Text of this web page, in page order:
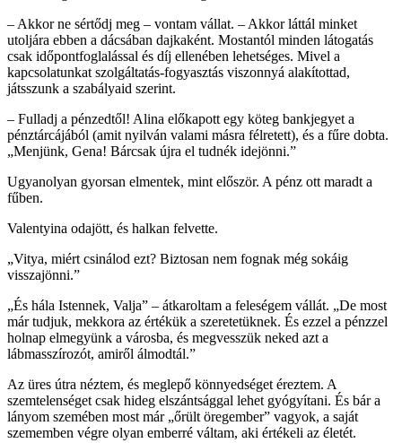
– Akkor ne sértődj meg – vontam vállat. – Akkor láttál minket
utoljára ebben a dácsában dajkaként. Mostantól minden látogatás
csak időpontfoglalással és díj ellenében lehetséges. Mivel a
kapcsolatunkat szolgáltatás-fogyasztás viszonnyá alakítottad,
játsszunk a szabályaid szerint.
– Fulladj a pénzedtől! Alina előkapott egy köteg bankjegyet a
pénztárcájából (amit nyilván valami másra félretett), és a fűre dobta.
„Menjünk, Gena! Bárcsak újra el tudnék idejönni.”
Ugyanolyan gyorsan elmentek, mint először. A pénz ott maradt a
fűben.
Valentyina odajött, és halkan felvette.
„Vitya, miért csinálod ezt? Biztosan nem fognak még sokáig
visszajönni.”
„És hála Istennek, Valja” – átkaroltam a feleségem vállát. „De most
már tudjuk, mekkora az értékük a szeretetüknek. És ezzel a pénzzel
holnap elmegyünk a városba, és megvesszük neked azt a
lábmasszírozót, amiről álmodtál.”
Az üres útra néztem, és meglepő könnyedséget éreztem. A
szemtelenséget csak hideg elszántsággal lehet gyógyítani. És bár a
lányom szemében most már „őrült öregember” vagyok, a saját
szememben végre olyan emberré váltam, aki értékeli az életét.